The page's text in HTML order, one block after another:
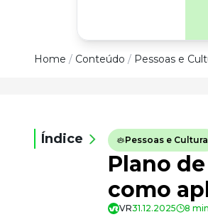
Conteúdo
Todas as categorias
Confira nossos conteúdos
Empreendedorismo
Legislação
Fique por dentro da lei
Home / Conteúdo / Pessoas e
Índice Pessoas e Cultura
Plano
como
VR31.12.2025 8